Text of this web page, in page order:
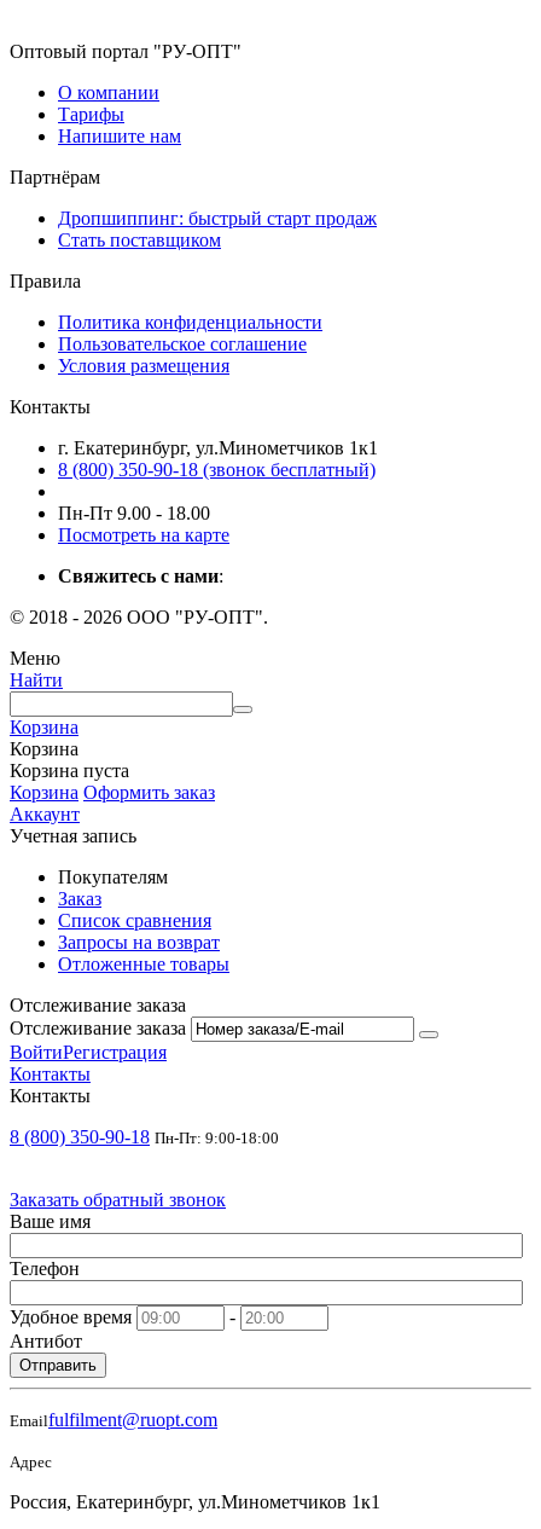
Оптовый портал "РУ-ОПТ"
О компании
Тарифы
Напишите нам
Партнёрам
Дропшиппинг: быстрый старт продаж
Стать поставщиком
Правила
Политика конфиденциальности
Пользовательское соглашение
Условия размещения
Контакты
г. Екатеринбург, ул.Минометчиков 1к1
8 (800) 350-90-18 (звонок бесплатный)
Пн-Пт 9.00 - 18.00
Посмотреть на карте
Свяжитесь с нами:
© 2018 - 2026 ООО "РУ-ОПТ".
Меню
Найти
Корзина
Корзина
Корзина пуста
Корзина Оформить заказ
Аккаунт
Учетная запись
Покупателям
Заказ
Список сравнения
Запросы на возврат
Отложенные товары
Отслеживание заказа
Отслеживание заказа
ВойтиРегистрация
Контакты
Контакты
8 (800) 350-90-18 Пн-Пт: 9:00-18:00
Заказать обратный звонок
Ваше имя
Телефон
Удобное время
-
Антибот
Отправить
Emailfulfilment@ruopt.com
Адрес
Россия, Екатеринбург, ул.Минометчиков 1к1